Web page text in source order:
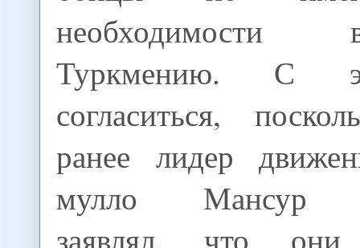
Туркмению. С
согласиться,
ранее лидер
мулло Мансур
заявлял, что